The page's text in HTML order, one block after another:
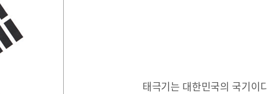
태극기는 대한민국의 국기이